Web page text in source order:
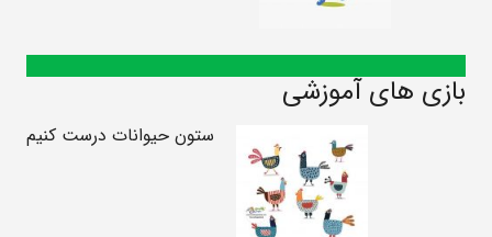
بازی های آموزشی
ستون حیوانات درست کنیم